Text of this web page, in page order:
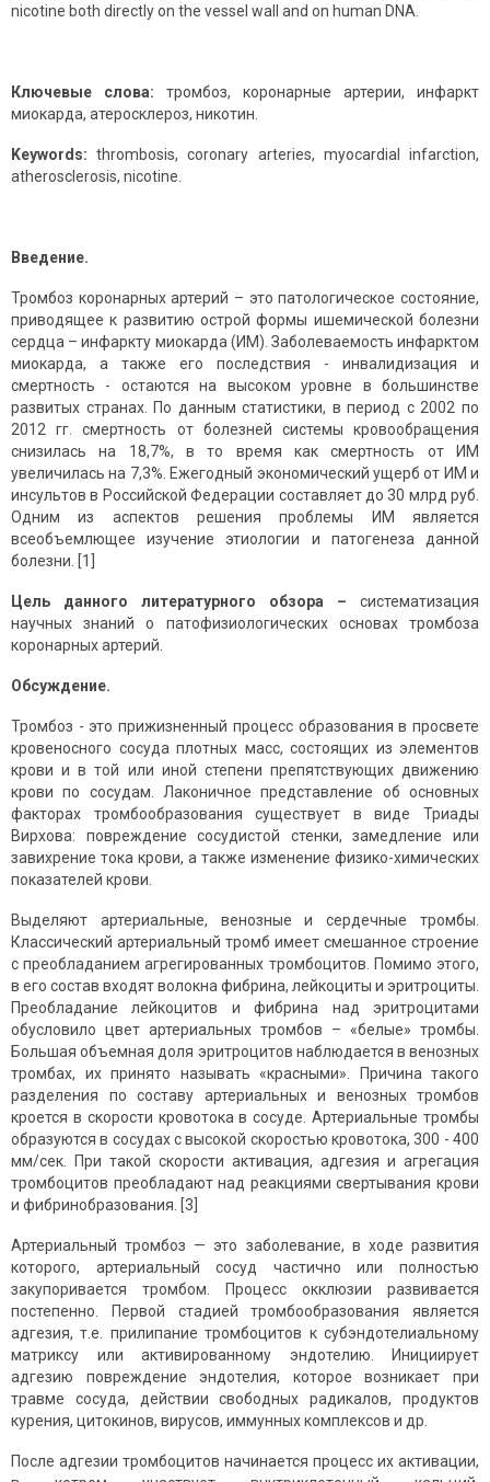
nicotine both directly on the vessel wall and on human DNA.
Ключевые слова: тромбоз, коронарные артерии, инфаркт
миокарда, атеросклероз, никотин.
Keywords: thrombosis, coronary arteries, myocardial infarction,
atherosclerosis, nicotine.
Введение.
Тромбоз коронарных артерий – это патологическое состояние,
приводящее к развитию острой формы ишемической болезни
сердца – инфаркту миокарда (ИМ). Заболеваемость инфарктом
миокарда, а также его последствия - инвалидизация и
смертность - остаются на высоком уровне в большинстве
развитых странах. По данным статистики, в период с 2002 по
2012 гг. смертность от болезней системы кровообращения
снизилась на 18,7%, в то время как смертность от ИМ
увеличилась на 7,3%. Ежегодный экономический ущерб от ИМ и
инсультов в Российской Федерации составляет до 30 млрд руб.
Одним из аспектов решения проблемы ИМ является
всеобъемлющее изучение этиологии и патогенеза данной
болезни. [1]
Цель данного литературного обзора – систематизация
научных знаний о патофизиологических основах тромбоза
коронарных артерий.
Обсуждение.
Тромбоз - это прижизненный процесс образования в просвете
кровеносного сосуда плотных масс, состоящих из элементов
крови и в той или иной степени препятствующих движению
крови по сосудам. Лаконичное представление об основных
факторах тромбообразования существует в виде Триады
Вирхова: повреждение сосудистой стенки, замедление или
завихрение тока крови, а также изменение физико-химических
показателей крови.
Выделяют артериальные, венозные и сердечные тромбы.
Классический артериальный тромб имеет смешанное строение
с преобладанием агрегированных тромбоцитов. Помимо этого,
в его состав входят волокна фибрина, лейкоциты и эритроциты.
Преобладание лейкоцитов и фибрина над эритроцитами
обусловило цвет артериальных тромбов – «белые» тромбы.
Большая объемная доля эритроцитов наблюдается в венозных
тромбах, их принято называть «красными». Причина такого
разделения по составу артериальных и венозных тромбов
кроется в скорости кровотока в сосуде. Артериальные тромбы
образуются в сосудах с высокой скоростью кровотока, 300 - 400
мм/сек. При такой скорости активация, адгезия и агрегация
тромбоцитов преобладают над реакциями свертывания крови
и фибринобразования. [3]
Артериальный тромбоз — это заболевание, в ходе развития
которого, артериальный сосуд частично или полностью
закупоривается тромбом. Процесс окклюзии развивается
постепенно. Первой стадией тромбообразования является
адгезия, т.е. прилипание тромбоцитов к субэндотелиальному
матриксу или активированному эндотелию. Инициирует
адгезию повреждение эндотелия, которое возникает при
травме сосуда, действии свободных радикалов, продуктов
курения, цитокинов, вирусов, иммунных комплексов и др.
После адгезии тромбоцитов начинается процесс их активации,